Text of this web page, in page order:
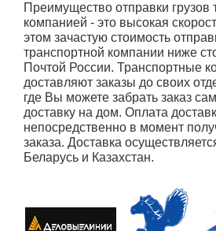
Преимущество отправки грузов
компанией - это высокая
этом зачастую стоимость
транспортной компании ниже
Почтой России. Транспортные
доставляют заказы до своих
где Вы можете забрать заказ
доставку на дом. Оплата
непосредственно в момент
заказа. Доставка
Беларусь и Казахстан.